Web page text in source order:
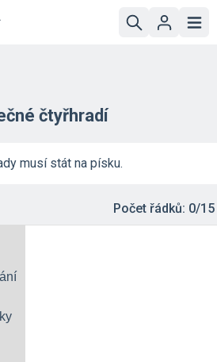
čtyřhradí
musí stát na písku.
Počet řádků: 0/15